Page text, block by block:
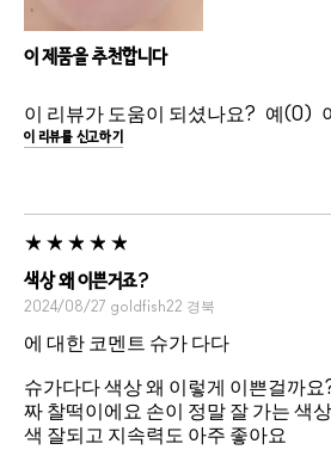
이 제품을 추천합니다
이 리뷰가 도움이 되셨나요? 0
이 리뷰를 신고하기
색상 왜 이쁜거죠?
2024/08/27 goldfish22 경북
에 대한 코멘트 슈가 다다
슈가다다 색상 왜 이렇게 이쁜걸까요
짜 찰떡이에요 손이 정말 잘 가는 색
색 잘되고 지속력도 아주 좋아요